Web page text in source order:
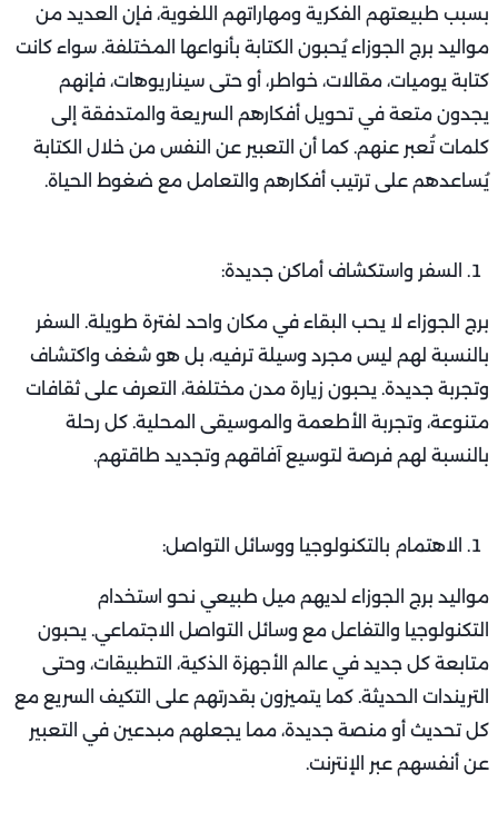
بسبب طبيعتهم الفكرية ومهاراتهم اللغوية، فإن العديد من
مواليد برج الجوزاء يُحبون الكتابة بأنواعها المختلفة. سواء كانت
كتابة يوميات، مقالات، خواطر، أو حتى سيناريوهات، فإنهم
يجدون متعة في تحويل أفكارهم السريعة والمتدفقة إلى
كلمات تُعبر عنهم. كما أن التعبير عن النفس من خلال الكتابة
يُساعدهم على ترتيب أفكارهم والتعامل مع ضغوط الحياة.
السفر واستكشاف أماكن جديدة:
برج الجوزاء لا يحب البقاء في مكان واحد لفترة طويلة. السفر
بالنسبة لهم ليس مجرد وسيلة ترفيه، بل هو شغف واكتشاف
وتجربة جديدة. يحبون زيارة مدن مختلفة، التعرف على ثقافات
متنوعة، وتجربة الأطعمة والموسيقى المحلية. كل رحلة
بالنسبة لهم فرصة لتوسيع آفاقهم وتجديد طاقتهم.
الاهتمام بالتكنولوجيا ووسائل التواصل:
مواليد برج الجوزاء لديهم ميل طبيعي نحو استخدام
التكنولوجيا والتفاعل مع وسائل التواصل الاجتماعي. يحبون
متابعة كل جديد في عالم الأجهزة الذكية، التطبيقات، وحتى
التريندات الحديثة. كما يتميزون بقدرتهم على التكيف السريع مع
كل تحديث أو منصة جديدة، مما يجعلهم مبدعين في التعبير
عن أنفسهم عبر الإنترنت.